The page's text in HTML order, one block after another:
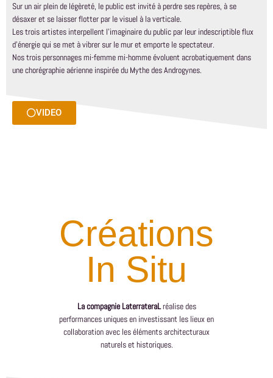
Sur un air plein de légèreté, le public est invité à perdre ses repères, à se
désaxer et se laisser flotter par le visuel à la verticale.
Les trois artistes interpellent l’imaginaire du public par leur indescriptible flux
d’énergie qui se met à vibrer sur le mur et emporte le spectateur.
Nos trois personnages mi-femme mi-homme évoluent acrobatiquement dans
une chorégraphie aérienne inspirée du Mythe des Androgynes.
VIDEO
Créations
In Situ
La compagnie LaterrateraLréalise des
performances uniques en investissant les lieux en
collaboration avec les éléments architecturaux
naturels et historiques.